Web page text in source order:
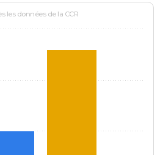
les données de la CCR